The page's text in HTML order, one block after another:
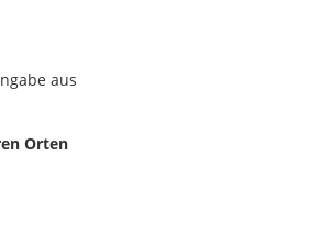
aus
Orten